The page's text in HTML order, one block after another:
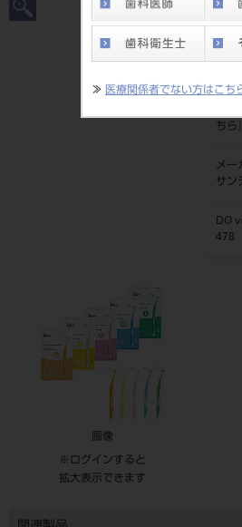
≫ 医療関係者でない方はこち
標準
覧く
ネ
ちら
メー
サン
DO
478
画像
※ログインすると
拡大表示できます